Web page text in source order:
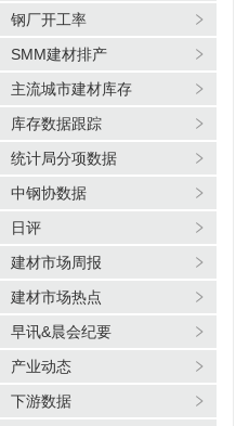
钢厂开工率
SMM建材排产
主流城市建材库存
库存数据跟踪
统计局分项数据
中钢协数据
日评
建材市场周报
建材市场热点
早讯&晨会纪要
产业动态
下游数据